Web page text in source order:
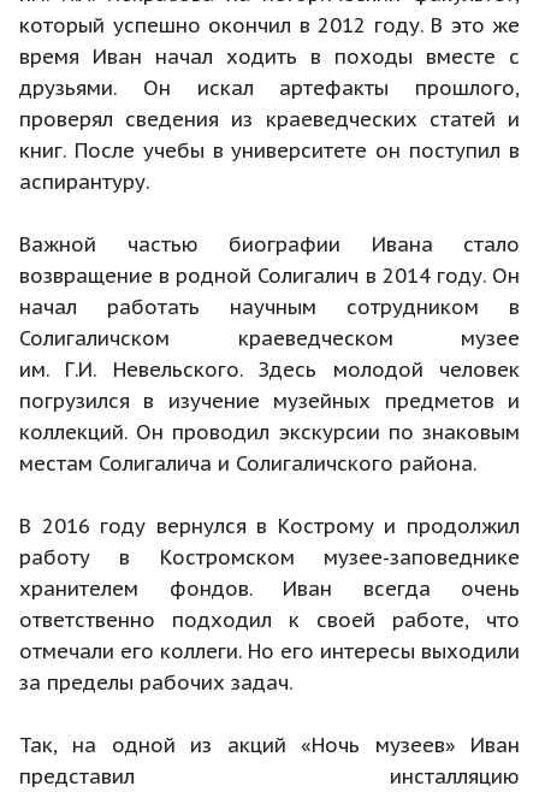
который успешно окончил в 2012 году. В это же
время Иван начал ходить в походы вместе с
друзьями. Он искал артефакты прошлого,
проверял сведения из краеведческих статей и
книг. После учебы в университете он поступил в
аспирантуру.
Важной частью биографии Ивана стало
возвращение в родной Солигалич в 2014 году. Он
начал работать научным сотрудником в
Солигаличском краеведческом музее
им. Г.И. Невельского. Здесь молодой человек
погрузился в изучение музейных предметов и
коллекций. Он проводил экскурсии по знаковым
местам Солигалича и Солигаличского района.
В 2016 году вернулся в Кострому и продолжил
работу в Костромском музее-заповеднике
хранителем фондов. Иван всегда очень
ответственно подходил к своей работе, что
отмечали его коллеги. Но его интересы выходили
за пределы рабочих задач.
Так, на одной из акций «Ночь музеев» Иван
представил инсталляцию